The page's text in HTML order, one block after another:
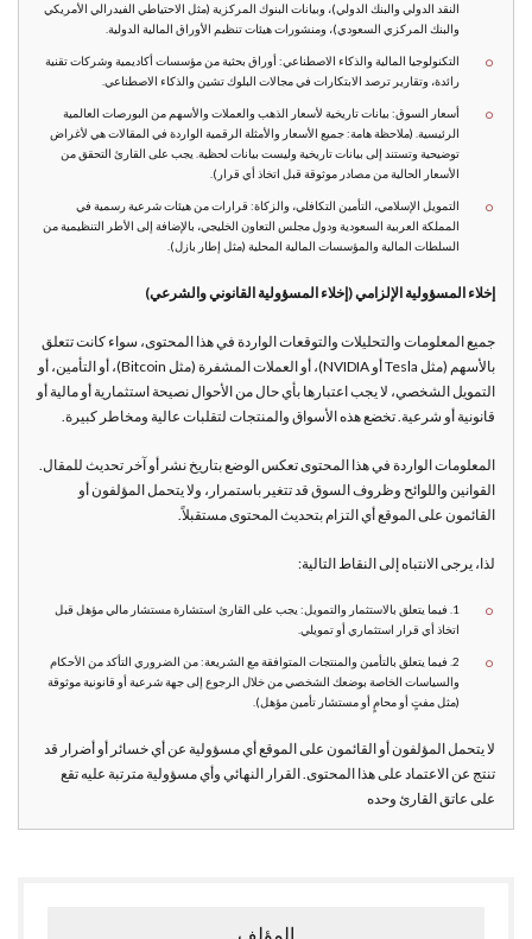
النقد الدولي والبنك الدولي)، وبيانات البنوك المركزية (مثل الاحتياطي الفيدرالي الأمريكي
والبنك المركزي السعودي)، ومنشورات هيئات تنظيم الأوراق المالية الدولية.
التكنولوجيا المالية والذكاء الاصطناعي: أوراق بحثية من مؤسسات أكاديمية وشركات تقنية
رائدة، وتقارير ترصد الابتكارات في مجالات البلوك تشين والذكاء الاصطناعي.
أسعار السوق: بيانات تاريخية لأسعار الذهب والعملات والأسهم من البورصات العالمية
الرئيسية. (ملاحظة هامة: جميع الأسعار والأمثلة الرقمية الواردة في المقالات هي لأغراض
توضيحية وتستند إلى بيانات تاريخية وليست بيانات لحظية. يجب على القارئ التحقق من
الأسعار الحالية من مصادر موثوقة قبل اتخاذ أي قرار).
التمويل الإسلامي، التأمين التكافلي، والزكاة: قرارات من هيئات شرعية رسمية في
المملكة العربية السعودية ودول مجلس التعاون الخليجي، بالإضافة إلى الأطر التنظيمية من
السلطات المالية والمؤسسات المالية المحلية (مثل إطار بازل).
إخلاء المسؤولية الإلزامي (إخلاء المسؤولية القانوني والشرعي)
جميع المعلومات والتحليلات والتوقعات الواردة في هذا المحتوى، سواء كانت تتعلق
بالأسهم (مثل Tesla أو NVIDIA)، أو العملات المشفرة (مثل Bitcoin)، أو التأمين، أو
التمويل الشخصي، لا يجب اعتبارها بأي حال من الأحوال نصيحة استثمارية أو مالية أو
قانونية أو شرعية. تخضع هذه الأسواق والمنتجات لتقلبات عالية ومخاطر كبيرة.
المعلومات الواردة في هذا المحتوى تعكس الوضع بتاريخ نشر أو آخر تحديث للمقال.
القوانين واللوائح وظروف السوق قد تتغير باستمرار، ولا يتحمل المؤلفون أو
القائمون على الموقع أي التزام بتحديث المحتوى مستقبلاً.
لذا، يرجى الانتباه إلى النقاط التالية:
1. فيما يتعلق بالاستثمار والتمويل: يجب على القارئ استشارة مستشار مالي مؤهل قبل
اتخاذ أي قرار استثماري أو تمويلي.
2. فيما يتعلق بالتأمين والمنتجات المتوافقة مع الشريعة: من الضروري التأكد من الأحكام
والسياسات الخاصة بوضعك الشخصي من خلال الرجوع إلى جهة شرعية أو قانونية موثوقة
(مثل مفتٍ أو محامٍ أو مستشار تأمين مؤهل).
لا يتحمل المؤلفون أو القائمون على الموقع أي مسؤولية عن أي خسائر أو أضرار قد
تنتج عن الاعتماد على هذا المحتوى. القرار النهائي وأي مسؤولية مترتبة عليه تقع
على عاتق القارئ وحده
المؤلف